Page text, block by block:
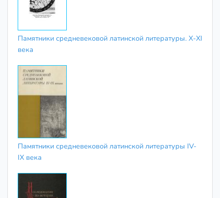
Памятники средневековой латинской литературы. X-XI
века
Памятники средневековой латинской литературы IV-
IX века